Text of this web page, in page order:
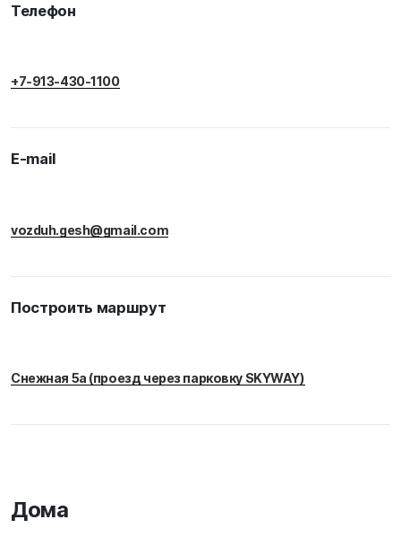
Телефон
+7-913-430-1100
E-mail
vozduh.gesh@gmail.com
Построить маршрут
Снежная 5а (проезд через парковку SKYWAY)
Дома